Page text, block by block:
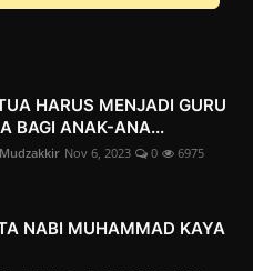
HARUS MENJADI GURU
BAGI ANAK-ANA...
Nov 6, 2023 0 6975
NABI MUHAMMAD KAYA